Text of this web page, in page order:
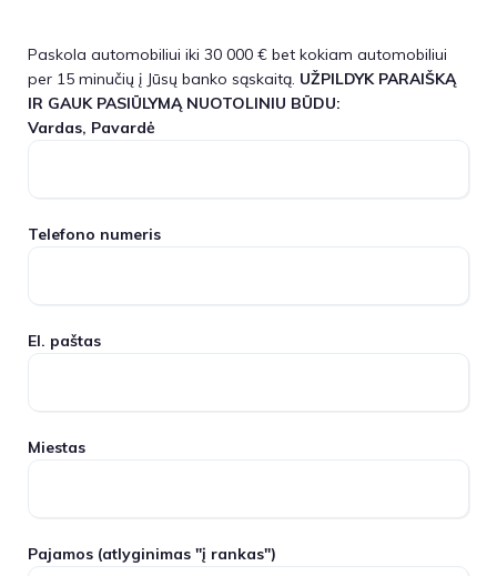
Paskola automobiliui iki 30 000 € bet kokiam automobiliui
per 15 minučių į Jūsų banko sąskaitą. UŽPILDYK PARAIŠKĄ
IR GAUK PASIŪLYMĄ NUOTOLINIU BŪDU:
Vardas, Pavardė
Telefono numeris
El. paštas
Miestas
Pajamos (atlyginimas "į rankas")